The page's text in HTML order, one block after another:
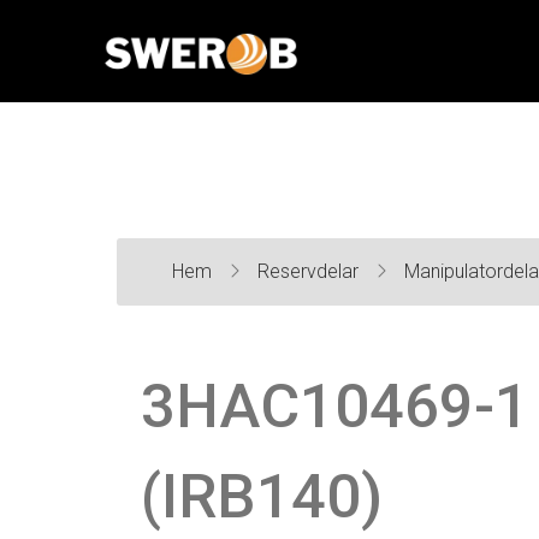
Hem Reservdelar
3HAC10469-
(IRB140)